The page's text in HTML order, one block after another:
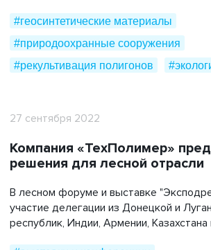
#геосинтетические материалы
#природоохранные сооружения
#рекультивация полигонов
27 сентября 2022
Компания «ТехПолимер»
решения для лесной отрасли
В лесном форуме и выставке
участие делегации из Донецкой и
республик, Индии, Армении,